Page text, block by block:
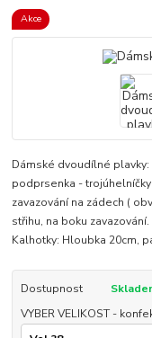
Akce
Dámské dvoudílné
podprsenka - trojúhelníčky
zavazování na zádech (
střihu, na boku
Kalhotky: Hloubka 20cm,
Dostupnost
VYBER VELIKOST -